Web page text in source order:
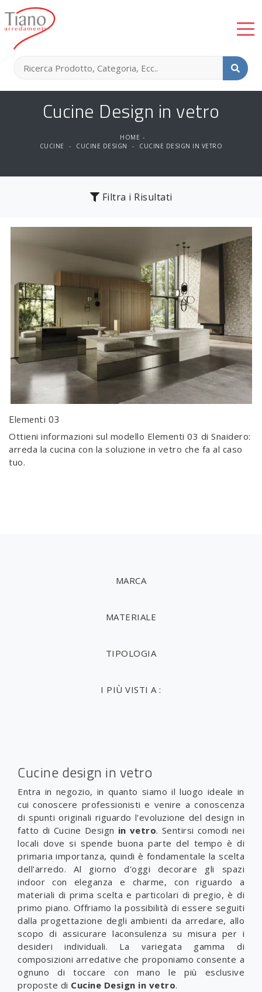
Cucine Design in vetro
HOME -
CUCINE
- CUCINE DESIGN - CUCINE DESIGN IN VETRO
Filtra i Risultati
Elementi 03
Ottieni informazioni sul modello Elementi 03 di Snaidero:
arreda la cucina con la soluzione in vetro che fa al caso
tuo.
MARCA
MATERIALE
TIPOLOGIA
I PIÙ VISTI A :
Cucine design in vetro
Entra in negozio, in quanto siamo il luogo ideale in
cui conoscere professionisti e venire a conoscenza
di spunti originali riguardo l'evoluzione del design in
fatto di Cucine Design in vetro. Sentirsi comodi nei
locali dove si spende buona parte del tempo è di
primaria importanza, quindi è fondamentale la scelta
dell'arredo. Al giorno d'oggi decorare gli spazi
indoor con eleganza e charme, con riguardo a
materiali di prima scelta e particolari di pregio, è di
primo piano. Offriamo la possibilità di essere seguiti
dalla progettazione degli ambienti da arredare, allo
scopo di assicurare laconsulenza su misura per i
desideri individuali. La variegata gamma di
composizioni arredative che proponiamo consente a
ognuno di toccare con mano le più esclusive
proposte di Cucine Design in vetro.